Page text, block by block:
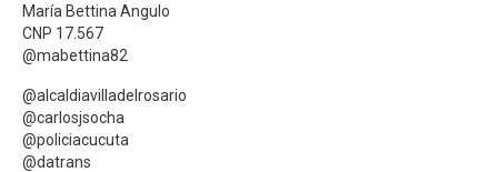
María Bettina Angulo
CNP 17.567
@mabettina82
@alcaldiavilladelrosario
@carlosjsocha
@policiacucuta
@datrans